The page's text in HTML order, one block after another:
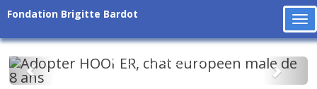
Fondation Brigitte Bardot
Précédent